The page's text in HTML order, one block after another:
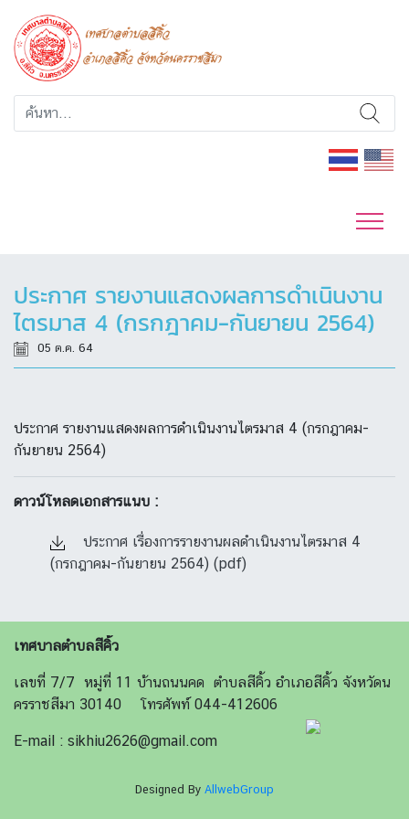
ประกาศ รายงานแสดงผลการดำเนินงาน
ไตรมาส 4 (กรกฎาคม-กันยายน 2564)
05 ต.ค. 64
ประกาศ รายงานแสดงผลการดำเนินงานไตรมาส 4 (กรกฎาคม-
กันยายน 2564)
ดาวน์โหลดเอกสารแนบ :
ประกาศ เรื่องการรายงานผลดำเนินงานไตรมาส 4
(กรกฎาคม-กันยายน 2564) (pdf)
เทศบาลตำบลสีคิ้ว
เลขที่ 7/7 หมู่ที่ 11 บ้านถนนคด ตำบลสีคิ้ว อำเภอสีคิ้ว จังหวัดน
ครราชสีมา 30140 โทรศัพท์ 044-412606
E-mail : sikhiu2626@gmail.com
Designed By AllwebGroup